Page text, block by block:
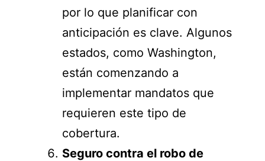
por lo que planificar con
anticipación es clave. Algunos
estados, como Washington,
están comenzando a
implementar mandatos que
requieren este tipo de
cobertura.
Seguro contra el robo de